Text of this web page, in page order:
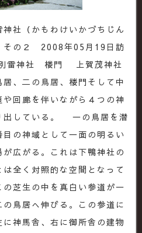
神社（かもわけいかづちじん
の２ 2008年05月19日訪
雷神社 楼門 上賀茂神社
居、二の鳥居、楼門そして中
や回廊を伴いながら４つの神
出している。 一の鳥居を潜
目の神域として一面の明るい
が広がる。これは下鴨神社の
は全く対照的な空間となって
の芝生の中を真白い参道が一
の鳥居へ伸びる。この参道に
に神馬舎、右に御所舎の建物